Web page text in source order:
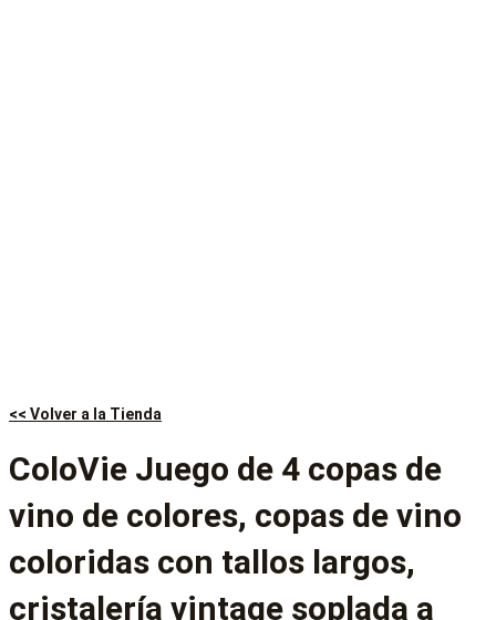
<< Volver a la Tienda
ColoVie Juego de 4 copas de
vino de colores, copas de vino
coloridas con tallos largos,
cristalería vintage soplada a